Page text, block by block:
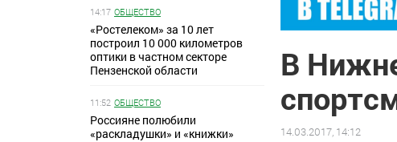
14:17 ОБЩЕСТВО
«Ростелеком» за 10 лет
построил 10 000 километров
оптики в частном секторе
Пензенской области
11:52 ОБЩЕСТВО
Россияне полюбили
«раскладушки» и «книжки»
В
14.03.2017, 14:12